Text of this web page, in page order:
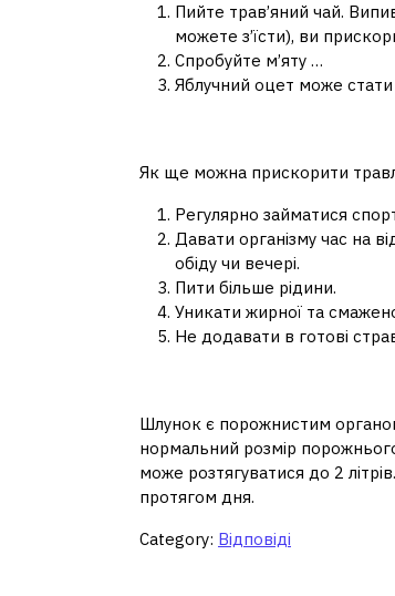
Пийте трав’яний чай.
можете з’їсти), ви
Спробуйте м’яту …
Яблучний оцет може
Як ще можна прискорити
Регулярно займатися
Давати організму час на
обіду чи вечері.
Пити більше рідини.
Уникати жирної та
Не додавати в готові
Шлунок є порожнистим
нормальний розмір порожнього
може розтягуватися до 2
протягом дня.
Category: Відповіді